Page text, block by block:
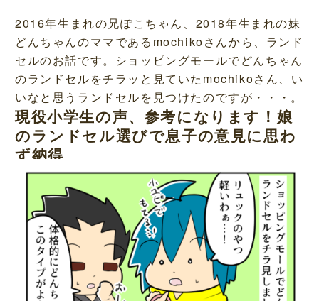
2016年生まれの兄ぽこちゃん、2018年生まれの妹
どんちゃんのママであるmochikoさんから、ランド
セルのお話です。ショッピングモールでどんちゃん
のランドセルをチラッと見ていたmochikoさん、い
いなと思うランドセルを見つけたのですが・・・。
現役小学生の声、参考になります！娘
のランドセル選びで息子の意見に思わ
ず納得